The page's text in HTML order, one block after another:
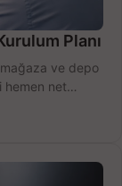
Planı
ve depo
hemen net